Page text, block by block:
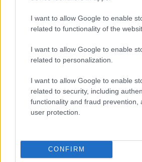
I want to allow Google to enable
related to functionality of the
I want to allow Google to enable
related to personalization.
I want to allow Google to enable
related to security, including
functionality and fraud prevention,
user protection.
CONFIRM
“Ya no se esconden”
Han pillado al presentador Risto Mejide y